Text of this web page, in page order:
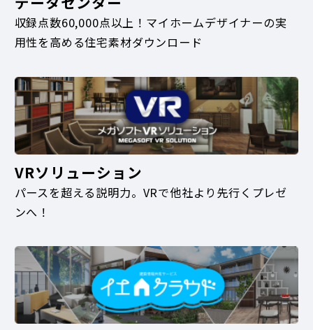
収録点数60,000点以上！マイホームデザイナーの実
用性を高める住宅素材ダウンロード
VRソリューション
パースを超える説明力。VRで他社より先行くプレゼ
ンへ！